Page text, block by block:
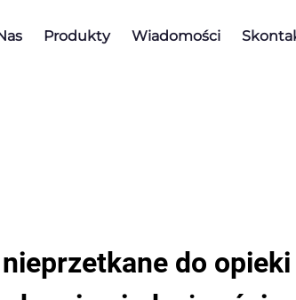
Produkty Wiadomości
do